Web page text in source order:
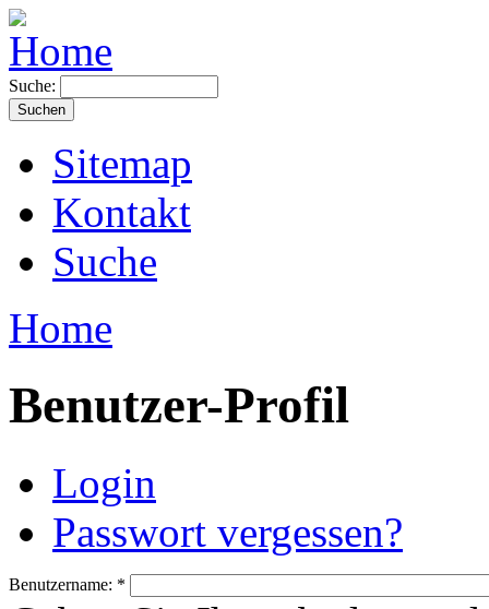
Suche:
Sitemap
Kontakt
Suche
Home
Benutzer-Profil
Login
Passwort vergessen?
Benutzername: *